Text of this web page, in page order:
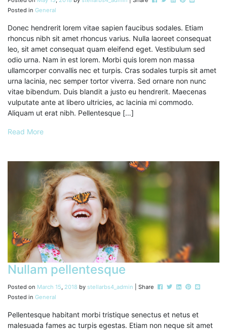
Posted in General
Donec hendrerit lorem vitae sapien faucibus sodales. Etiam
rhoncus nibh sit amet rhoncus varius. Nulla laoreet consequat
leo, sit amet consequat quam eleifend eget. Vestibulum sed
odio urna. Nam in est lorem. Morbi quis lorem non massa
ullamcorper convallis nec et turpis. Cras sodales turpis sit amet
urna lacinia, nec semper tortor viverra. Sed ornare non nunc
vitae bibendum. Duis blandit a justo eu hendrerit. Maecenas
vulputate ante at libero ultricies, ac lacinia mi commodo.
Aliquam ut erat nibh. Pellentesque […]
Read More
Nullam pellentesque
Posted on March 15, 2018 by stellarbs4_admin | Share Post this to Facebook
Tweet this
Share this on
Pin this on
Share
Posted in General
Pellentesque habitant morbi tristique senectus et netus et
malesuada fames ac turpis egestas. Etiam non neque sit amet